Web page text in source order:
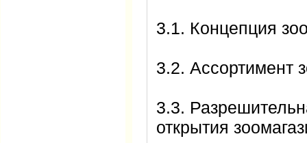
3.1. Концепция
3.2. Ассортимент
3.3.
открытия